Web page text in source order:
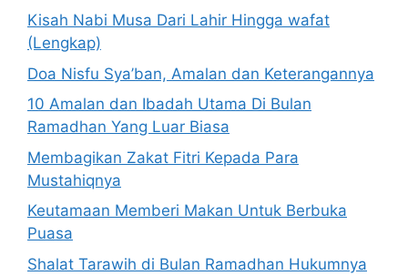
Kisah Nabi Musa Dari Lahir Hingga wafat
(Lengkap)
Doa Nisfu Sya’ban, Amalan dan Keterangannya
10 Amalan dan Ibadah Utama Di Bulan
Ramadhan Yang Luar Biasa
Membagikan Zakat Fitri Kepada Para
Mustahiqnya
Keutamaan Memberi Makan Untuk Berbuka
Puasa
Shalat Tarawih di Bulan Ramadhan Hukumnya